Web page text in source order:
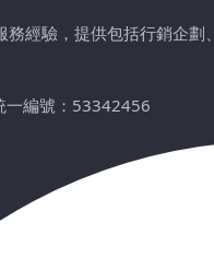
經驗，提供包括行銷企
一編號：53342456